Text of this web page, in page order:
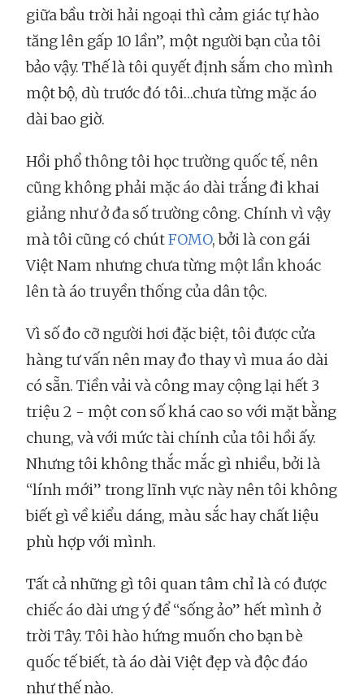
giữa bầu trời hải ngoại thì cảm giác tự hào
tăng lên gấp 10 lần”, một người bạn của tôi
bảo vậy. Thế là tôi quyết định sắm cho mình
một bộ, dù trước đó tôi…chưa từng mặc áo
dài bao giờ.
Hồi phổ thông tôi học trường quốc tế, nên
cũng không phải mặc áo dài trắng đi khai
giảng như ở đa số trường công. Chính vì vậy
mà tôi cũng có chútFOMO, bởi là con gái
Việt Nam nhưng chưa từng một lần khoác
lên tà áo truyền thống của dân tộc.
Vì số đo cỡ người hơi đặc biệt, tôi được cửa
hàng tư vấn nên may đo thay vì mua áo dài
có sẵn. Tiền vải và công may cộng lại hết 3
triệu 2 - một con số khá cao so với mặt bằng
chung, và với mức tài chính của tôi hồi ấy.
Nhưng tôi không thắc mắc gì nhiều, bởi là
“lính mới” trong lĩnh vực này nên tôi không
biết gì về kiểu dáng, màu sắc hay chất liệu
phù hợp với mình.
Tất cả những gì tôi quan tâm chỉ là có được
chiếc áo dài ưng ý để “sống ảo” hết mình ở
trời Tây. Tôi hào hứng muốn cho bạn bè
quốc tế biết, tà áo dài Việt đẹp và độc đáo
như thế nào.